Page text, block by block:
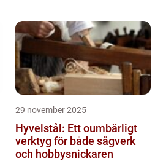
29 november 2025
Hyvelstål: Ett oumbärligt
verktyg för både sågverk
och hobbysnickaren